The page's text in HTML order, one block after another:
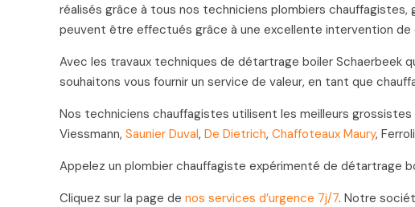
réalisés grâce à tous nos techniciens plombiers chauffagistes,
peuvent être effectués grâce à une excellente intervention
Avec les travaux techniques de détartrage boiler Schaerbeek
souhaitons vous fournir un service de valeur, en tant que
Nos techniciens chauffagistes utilisent les meilleurs
Viessmann,Saunier Duval,De Dietrich,Chaffoteaux Maury,
Appelez un plombier chauffagiste expérimenté de détartrage
Cliquez sur la page denos services d’urgence 7j/7. Notre